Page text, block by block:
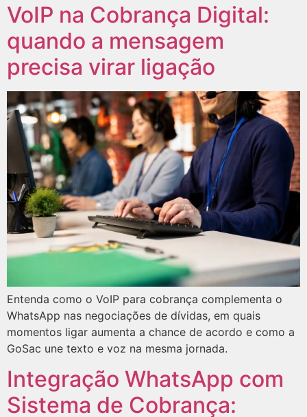
VoIP na Cobrança Digital:
quando a mensagem
precisa virar ligação
Entenda como o VoIP para cobrança complementa o
WhatsApp nas negociações de dívidas, em quais
momentos ligar aumenta a chance de acordo e como a
GoSac une texto e voz na mesma jornada.
Integração WhatsApp com
Sistema de Cobrança: